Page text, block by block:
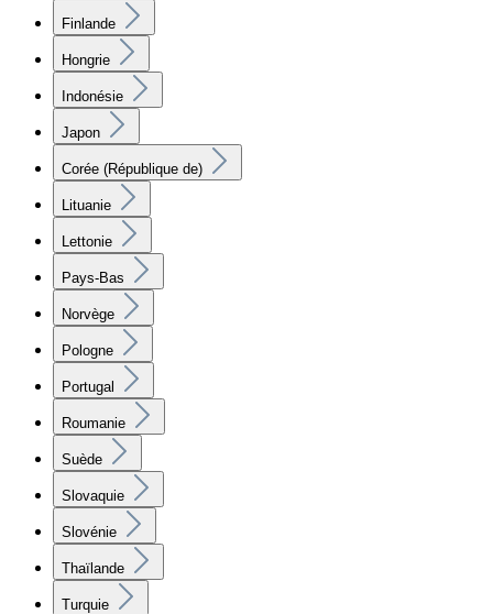
Finlande
Hongrie
Indonésie
Japon
Corée (République de)
Lituanie
Lettonie
Pays-Bas
Norvège
Pologne
Portugal
Roumanie
Suède
Slovaquie
Slovénie
Thaïlande
Turquie